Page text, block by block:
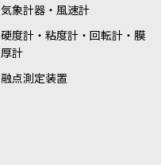
気象計器・風速計
硬度計・粘度計・回転計・膜
厚計
融点測定装置